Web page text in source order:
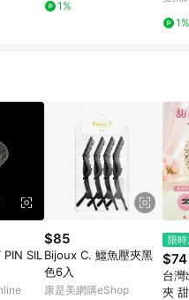
1%
1%
SIL
$85
Bijoux C. 鱷魚壓夾黑
色6入
康是美網購eShop
限
$74
台灣
夾